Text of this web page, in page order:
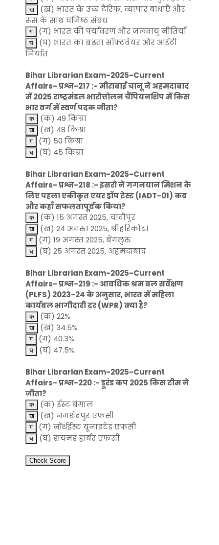
(ख) भारत के उच्च टैरिफ, व्यापार बाधाएँ और
रूस के साथ घनिष्ठ संबंध
(ग) भारत की पर्यावरण और जलवायु नीतियाँ
(घ) भारत का बढ़ता सॉफ्टवेयर और आईटी
निर्यात
Bihar Librarian Exam-2025-Current
Affairs- प्रश्न-217 :- मीराबाई चानू ने अहमदाबाद
में 2025 राष्ट्रमंडल भारोत्तोलन चैंपियनशिप में किस
भार वर्ग में स्वर्ण पदक जीता?
(क) 49 किग्रा
(ख) 48 किग्रा
(ग) 50 किग्रा
(घ) 45 किग्रा
Bihar Librarian Exam-2025-Current
Affairs- प्रश्न-218 :- इसरो ने गगनयान मिशन के
लिए पहला एकीकृत एयर ड्रॉप टेस्ट (IADT-01) कब
और कहाँ सफलतापूर्वक किया?
(क) 15 अगस्त 2025, चांदीपुर
(ख) 24 अगस्त 2025, श्रीहरिकोटा
(ग) 19 अगस्त 2025, बेंगलुरु
(घ) 25 अगस्त 2025, अहमदाबाद
Bihar Librarian Exam-2025-Current
Affairs- प्रश्न-219 :- आवधिक श्रम बल सर्वेक्षण
(PLFS) 2023-24 के अनुसार, भारत में महिला
कार्यबल भागीदारी दर (WPR) क्या है?
(क) 22%
(ख) 34.5%
(ग) 40.3%
(घ) 47.5%
Bihar Librarian Exam-2025-Current
Affairs- प्रश्न-220 :- डूरंड कप 2025 किस टीम ने
जीता?
(क) ईस्ट बंगाल
(ख) जमशेदपुर एफसी
(ग) नॉर्थईस्ट यूनाइटेड एफसी
(घ) डायमंड हार्बर एफसी